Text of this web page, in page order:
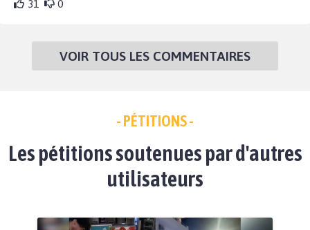
31 0
VOIR TOUS LES COMMENTAIRES
- PÉTITIONS -
Les pétitions soutenues par d'autres
utilisateurs